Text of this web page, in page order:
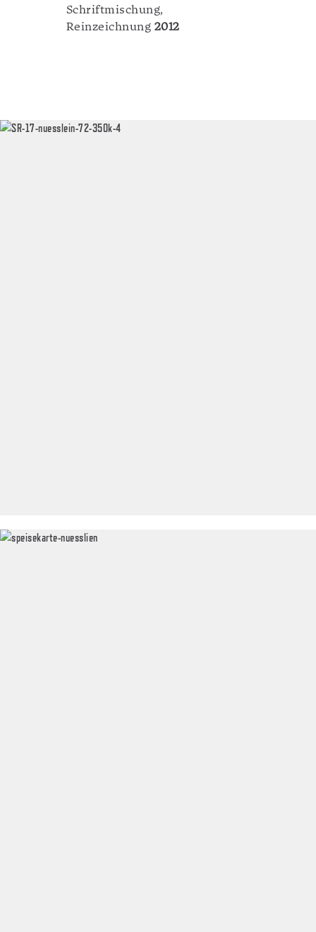
Schriftmischung,
Reinzeichnung 2012